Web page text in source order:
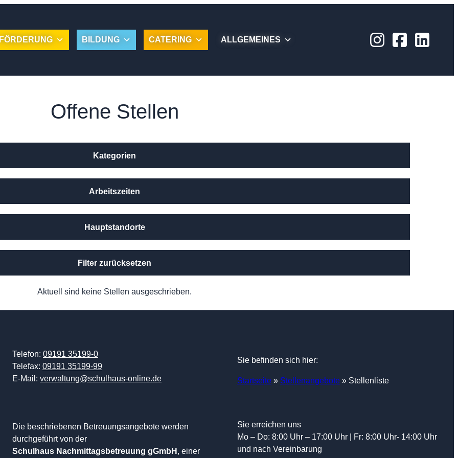
FÖRDERUNG BILDUNG CATERING ALLGEMEINES
Offene Stellen
Kategorien
Arbeitszeiten
Hauptstandorte
Filter zurücksetzen
Aktuell sind keine Stellen ausgeschrieben.
Telefon: 09191 35199-0
Telefax: 09191 35199-99
E-Mail: verwaltung@schulhaus-online.de
Sie befinden sich hier:
Startseite » Stellenangebote » Stellenliste
Die beschriebenen Betreuungsangebote werden
durchgeführt von der
Schulhaus Nachmittagsbetreuung gGmbH , einer
Sie erreichen uns
Mo – Do: 8:00 Uhr – 17:00 Uhr | Fr: 8:00 Uhr- 14:00 Uhr
und nach Vereinbarung